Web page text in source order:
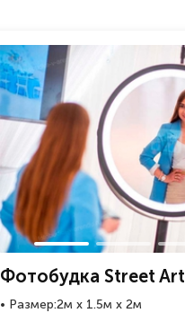
Фотобудка Street Art
• Размер:2м x 1.5м x 2м